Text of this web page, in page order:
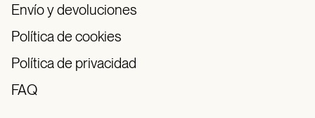
Envío y devoluciones
Política de cookies
Política de privacidad
FAQ